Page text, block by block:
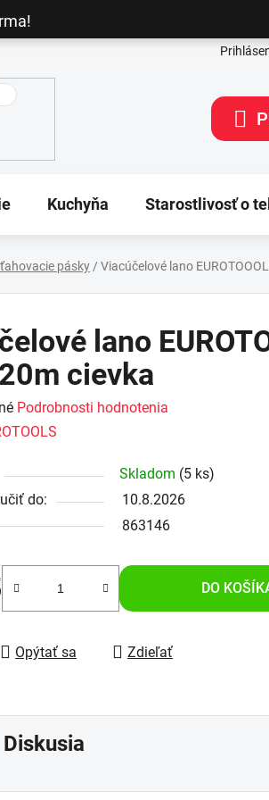
Kuchyňa Starostlivosť o
pásky / Viacúčelové lano
lano
cievka
Podrobnosti hodnotenia
Skladom (5 ks)
do:
10.8.2026
863146
cena:
DO
Opýtať sa Zdieľať
Diskusia